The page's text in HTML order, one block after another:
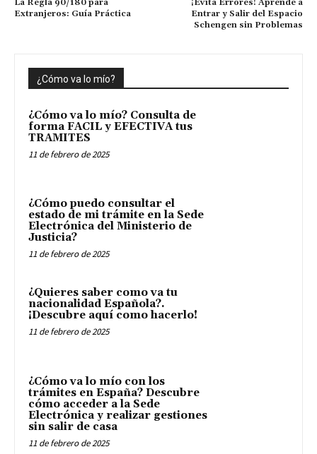
La Regla 90/180 para
Extranjeros: Guía Práctica
¡Evita Errores! Aprende a
Entrar y Salir del Espacio
Schengen sin Problemas
¿Cómo va lo mío?
¿Cómo va lo mío? Consulta de
forma FACIL y EFECTIVA tus
TRAMITES
11 de febrero de 2025
¿Cómo puedo consultar el
estado de mi trámite en la Sede
Electrónica del Ministerio de
Justicia?
11 de febrero de 2025
¿Quieres saber como va tu
nacionalidad Española?.
¡Descubre aquí como hacerlo!
11 de febrero de 2025
¿Cómo va lo mío con los
trámites en España? Descubre
cómo acceder a la Sede
Electrónica y realizar gestiones
sin salir de casa
11 de febrero de 2025